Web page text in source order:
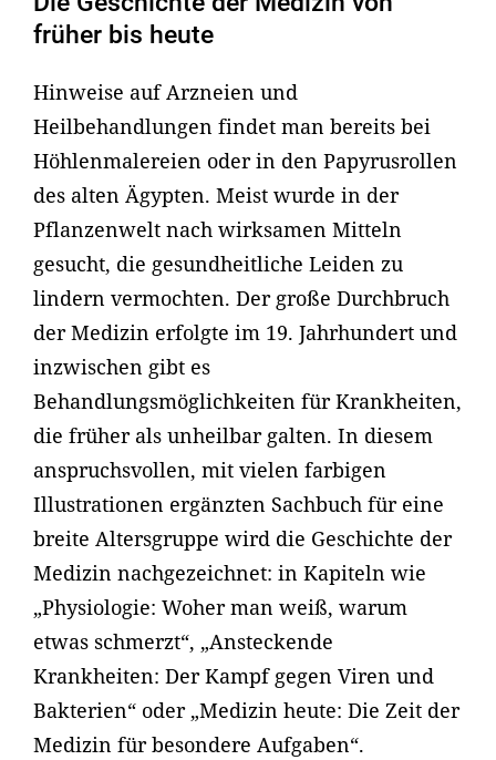
früher bis heute
Hinweise auf Arzneien und
Heilbehandlungen findet man bereits bei
Höhlenmalereien oder in den Papyrusrollen
des alten Ägypten. Meist wurde in der
Pflanzenwelt nach wirksamen Mitteln
gesucht, die gesundheitliche Leiden zu
lindern vermochten. Der große Durchbruch
der Medizin erfolgte im 19. Jahrhundert und
inzwischen gibt es
Behandlungsmöglichkeiten für Krankheiten,
die früher als unheilbar galten. In diesem
anspruchsvollen, mit vielen farbigen
Illustrationen ergänzten Sachbuch für eine
breite Altersgruppe wird die Geschichte der
Medizin nachgezeichnet: in Kapiteln wie
„Physiologie: Woher man weiß, warum
etwas schmerzt“, „Ansteckende
Krankheiten: Der Kampf gegen Viren und
Bakterien“ oder „Medizin heute: Die Zeit der
Medizin für besondere Aufgaben“.